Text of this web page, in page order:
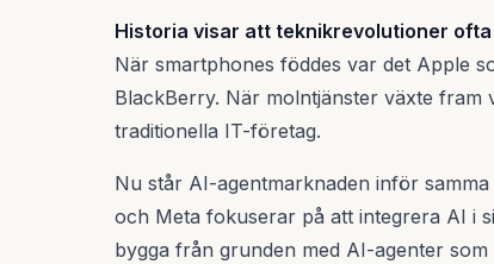
Historia visar att teknikrevolutioner
När smartphones föddes var det Apple
BlackBerry. När molntjänster växte fram
traditionella IT-företag.
Nu står AI-agentmarknaden inför
och Meta fokuserar på att integrera AI i
bygga från grunden med AI-agenter